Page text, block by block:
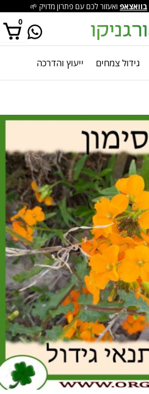
בוואצאפ ואעזור לכם עם פתרון מדויק 🌱
0
אין מוצרים בסל הקניות.גידול צמחים ייעוץ והדרכה